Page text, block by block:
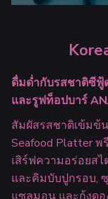
ดื่มด่ำกับรสชาติซีฟู้
และรูฟท็อปบาร์
สัมผัสรสชาติเข้มข้
Seafood Platter
เสิร์ฟความอร่อยส
และคิมบับปูกรอบ,